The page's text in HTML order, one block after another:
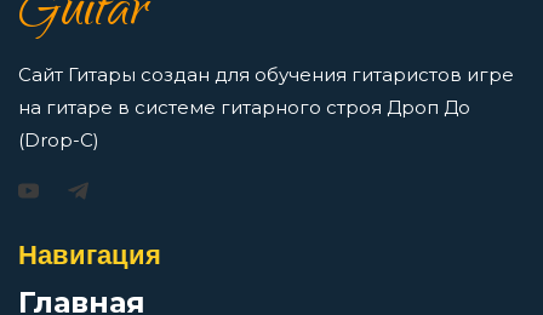
Просмотров: 16421 чел.
Перейти
Игорь Растеряев — Безрукавочка: аккорды для
Просмотров: 15194 чел.
Сайт Гитары создан для обучения гитаристов игре
на гитаре в системе гитарного строя Дроп До
(Drop-C)
Навигация
Главная